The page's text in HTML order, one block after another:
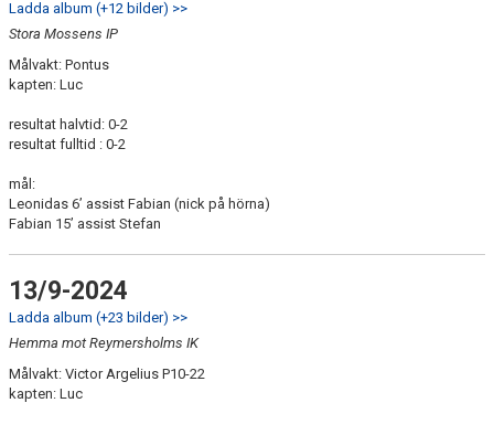
Ladda album (+12 bilder) >>
Stora Mossens IP
Målvakt: Pontus
kapten: Luc
resultat halvtid: 0-2
resultat fulltid : 0-2
mål:
Leonidas 6’ assist Fabian (nick på hörna)
Fabian 15’ assist Stefan
13/9-2024
Ladda album (+23 bilder) >>
Hemma mot Reymersholms IK
Målvakt: Victor Argelius P10-22
kapten: Luc